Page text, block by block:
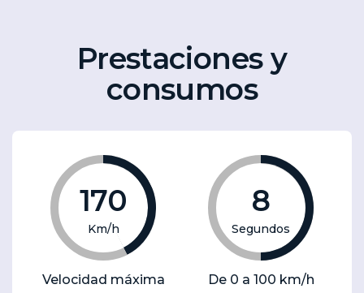
Prestaciones y
consumos
170
Km/h
Velocidad máxima
8
Segundos
De 0 a 100 km/h